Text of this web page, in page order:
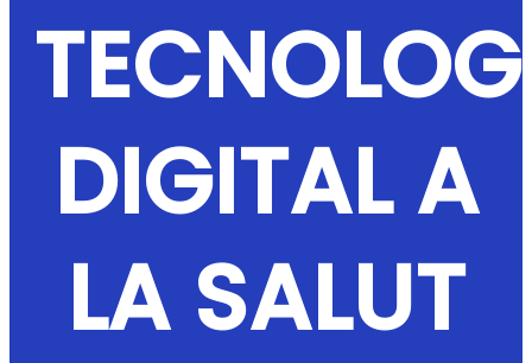
DIGITAL A
LA SALUT